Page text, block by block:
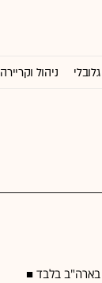
גלובלי ניהול וקריירה
בה מדי שבוע כ-42 מיליון צופים בארה"ב בלבד ■